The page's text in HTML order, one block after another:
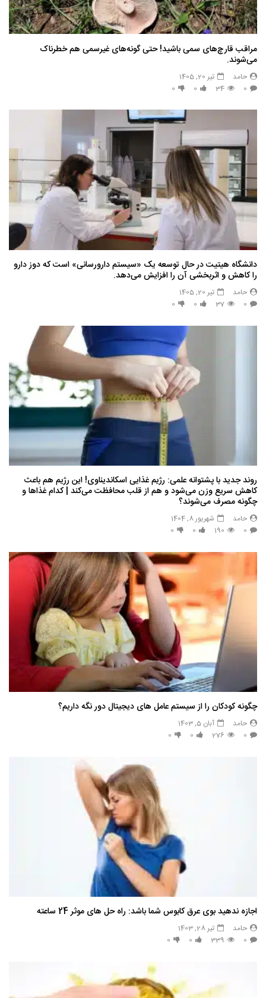
مراقب قارچ‌های سمی باشید! حتی گونه‌های غیرسمی هم خطرناک
می‌شوند.
حامد
تیر 20, 1405
0
34
0
0
دانشگاه هیتیت در حال توسعه یک «سیستم دارورسانی» است که دوز دارو
را کاهش و اثربخشی آن را افزایش می‌دهد.
حامد
تیر 20, 1405
0
37
0
0
روند جدید با پشتوانه علمی: رژیم غذایی اسکاندیناوی! این رژیم هم باعث
کاهش سریع وزن می‌شود و هم از قلب محافظت می‌کند | کدام غذاها و
چگونه مصرف می‌شوند؟
حامد
شهریور 8, 1404
0
190
0
0
چگونه کودکان را از سیستم عامل های دیجیتال دور نگه داریم؟
حامد
آبان 5, 1403
0
276
0
0
اجازه ندهید بوی عرق کابوس شما باشد: راه حل های موثر 24 ساعته
حامد
تیر 28, 1403
0
339
0
0